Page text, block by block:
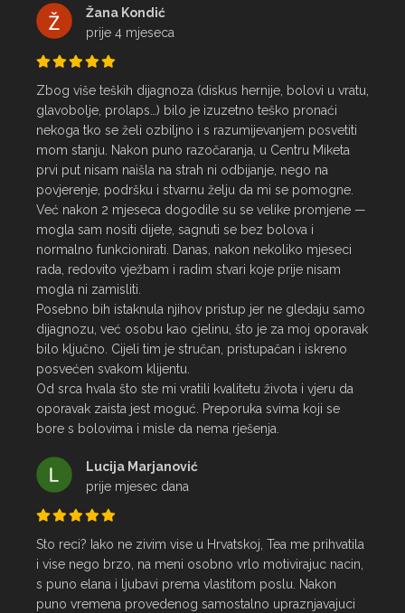
Žana Kondić
prije 4 mjeseca
Zbog više teških dijagnoza (diskus hernije, bolovi u vratu,
glavobolje, prolaps…) bilo je izuzetno teško pronaći
nekoga tko se želi ozbiljno i s razumijevanjem posvetiti
mom stanju. Nakon puno razočaranja, u Centru Miketa
prvi put nisam naišla na strah ni odbijanje, nego na
povjerenje, podršku i stvarnu želju da mi se pomogne.
Već nakon 2 mjeseca dogodile su se velike promjene —
mogla sam nositi dijete, sagnuti se bez bolova i
normalno funkcionirati. Danas, nakon nekoliko mjeseci
rada, redovito vježbam i radim stvari koje prije nisam
mogla ni zamisliti.
Posebno bih istaknula njihov pristup jer ne gledaju samo
dijagnozu, već osobu kao cjelinu, što je za moj oporavak
bilo ključno. Cijeli tim je stručan, pristupačan i iskreno
posvećen svakom klijentu.
Od srca hvala što ste mi vratili kvalitetu života i vjeru da
oporavak zaista jest moguć. Preporuka svima koji se
bore s bolovima i misle da nema rješenja.
Lucija Marjanović
prije mjesec dana
Sto reci? Iako ne zivim vise u Hrvatskoj, Tea me prihvatila
i vise nego brzo, na meni osobno vrlo motivirajuc nacin,
s puno elana i ljubavi prema vlastitom poslu. Nakon
puno vremena provedenog samostalno upraznjavajuci